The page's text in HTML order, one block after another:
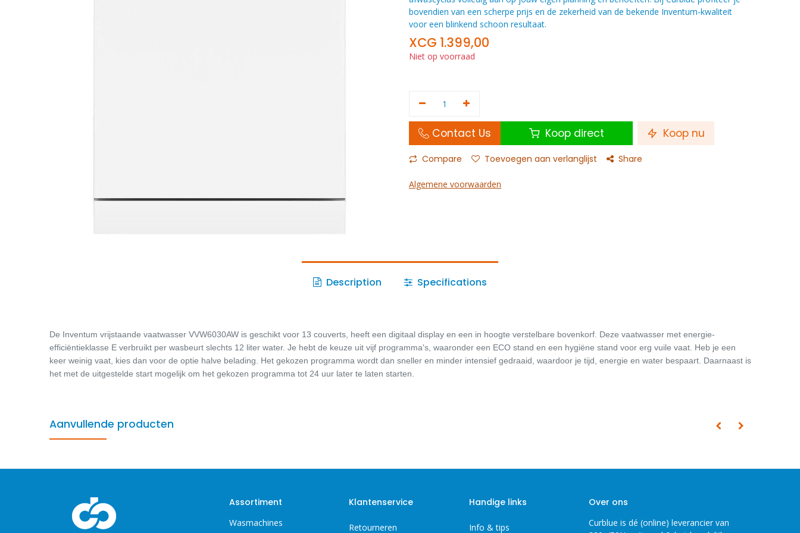
bovendien van een scherpe prijs en de zekerheid van de bekende Inventum-kwaliteit
voor een blinkend schoon resultaat.
XCG 1.399,00
Niet op voorraad
Contact Us Koop direct Koop nu
Compare Toevoegen aan verlanglijst Share
Algemene voorwaarden
Description Specifications
De Inventum vrijstaande vaatwasser VVW6030AW is geschikt voor 13 couverts, heeft een digitaal display en een in hoogte verstelbare bovenkorf. Deze vaatwasser met energie-
efficiëntieklasse E verbruikt per wasbeurt slechts 12 liter water. Je hebt de keuze uit vijf programma's, waaronder een ECO stand en een hygiëne stand voor erg vuile vaat. Heb je een
keer weinig vaat, kies dan voor de optie halve belading. Het gekozen programma wordt dan sneller en minder intensief gedraaid, waardoor je tijd, energie en water bespaart. Daarnaast is
het met de uitgestelde start mogelijk om het gekozen programma tot 24 uur later te laten starten.
Aanvullende producten
Assortiment
Wasmachines
Klantenservice
Retourneren
Handige links
Info & tips
Over ons
Curblue is dé (online) leverancier van